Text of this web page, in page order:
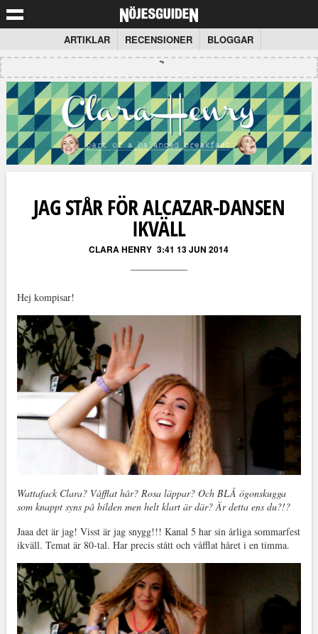
ARTIKLAR RECENSIONER BLOGGAR
JAG STÅR FÖR ALCAZAR-DANSEN
IKVÄLL
CLARA HENRY 3:41 13 JUN 2014
Hej kompisar!
Wattafack Clara? Våfflat hår? Rosa läppar? Och BLÅ ögonskugga
som knappt syns på bilden men helt klart är där? Är detta ens du?!?
Jaaa det är jag! Visst är jag snygg!!! Kanal 5 har sin årliga sommarfest
ikväll. Temat är 80-tal. Har precis stått och våfflat håret i en timma.